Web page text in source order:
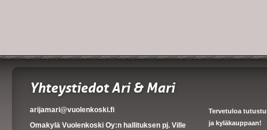
Yhteystiedot Ari & Mari
arijamari@vuolenkoski.fi
Omakylä Vuolenkoski Oy:n hallituksen pj. Ville
Tervetuloa
ja kyläkauppaan!